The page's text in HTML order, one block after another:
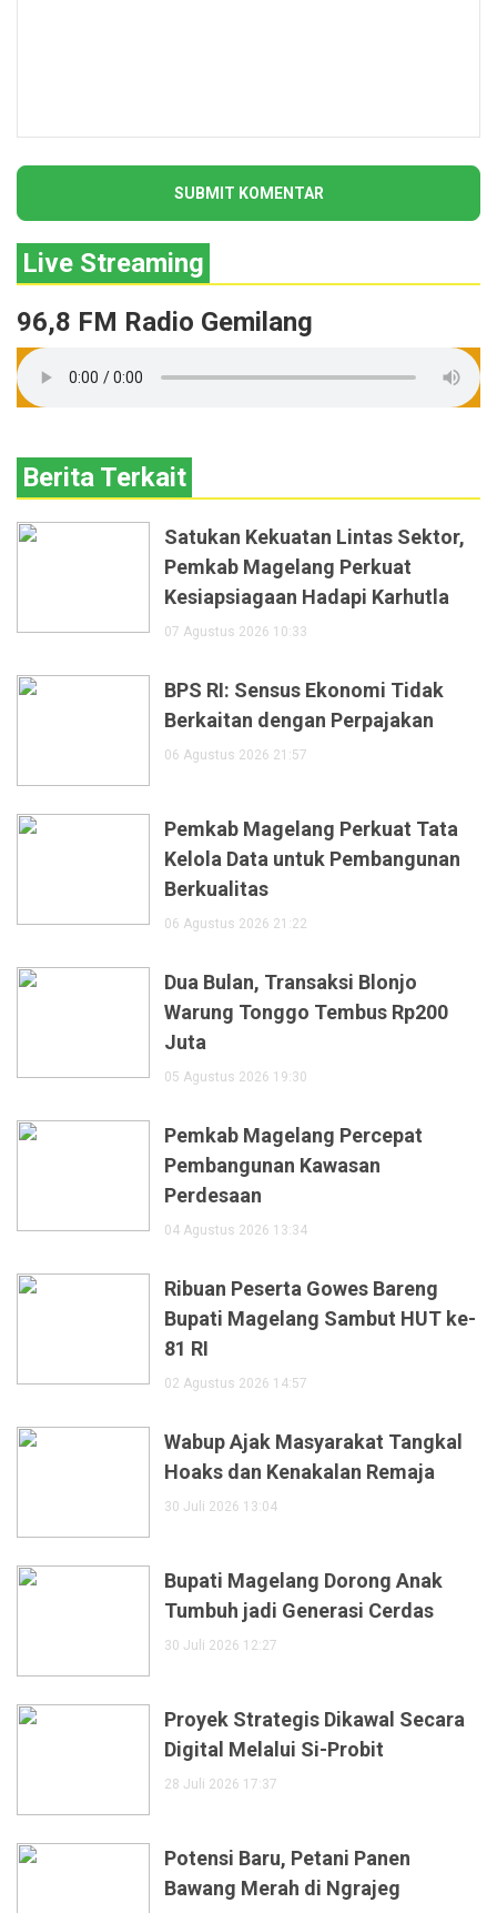
Live Streaming
96,8 FM Radio Gemilang
Berita Terkait
Satukan Kekuatan Lintas Sektor,
Pemkab Magelang Perkuat
Kesiapsiagaan Hadapi Karhutla
07 Agustus 2026 10:33
BPS RI: Sensus Ekonomi Tidak
Berkaitan dengan Perpajakan
06 Agustus 2026 21:57
Pemkab Magelang Perkuat Tata
Kelola Data untuk Pembangunan
Berkualitas
06 Agustus 2026 21:22
Dua Bulan, Transaksi Blonjo
Warung Tonggo Tembus Rp200
Juta
05 Agustus 2026 19:30
Pemkab Magelang Percepat
Pembangunan Kawasan
Perdesaan
04 Agustus 2026 13:34
Ribuan Peserta Gowes Bareng
Bupati Magelang Sambut HUT ke-
81 RI
02 Agustus 2026 14:57
Wabup Ajak Masyarakat Tangkal
Hoaks dan Kenakalan Remaja
30 Juli 2026 13:04
Bupati Magelang Dorong Anak
Tumbuh jadi Generasi Cerdas
30 Juli 2026 12:27
Proyek Strategis Dikawal Secara
Digital Melalui Si-Probit
28 Juli 2026 17:37
Potensi Baru, Petani Panen
Bawang Merah di Ngrajeg